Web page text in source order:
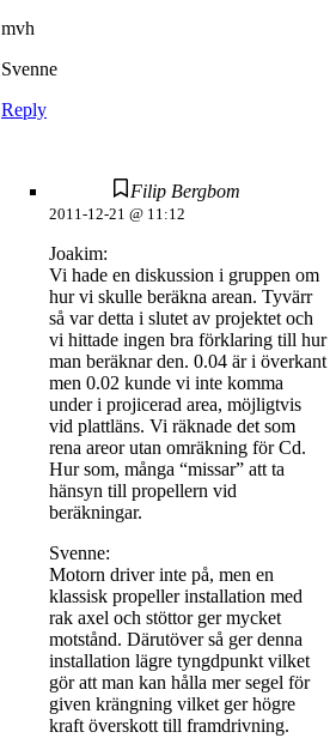
mvh
Svenne
Reply
Filip Bergbom
2011-12-21 @ 11:12
Joakim:
Vi hade en diskussion i gruppen om
hur vi skulle beräkna arean. Tyvärr
så var detta i slutet av projektet och
vi hittade ingen bra förklaring till hur
man beräknar den. 0.04 är i överkant
men 0.02 kunde vi inte komma
under i projicerad area, möjligtvis
vid plattläns. Vi räknade det som
rena areor utan omräkning för Cd.
Hur som, många “missar” att ta
hänsyn till propellern vid
beräkningar.
Svenne:
Motorn driver inte på, men en
klassisk propeller installation med
rak axel och stöttor ger mycket
motstånd. Därutöver så ger denna
installation lägre tyngdpunkt vilket
gör att man kan hålla mer segel för
given krängning vilket ger högre
kraft överskott till framdrivning.